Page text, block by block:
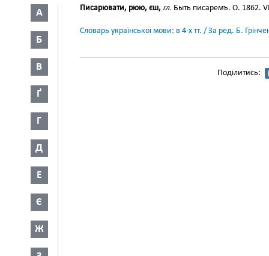
А
Б
В
Ґ
Г
Д
Е
Є
Ж
Писарювати, рюю, єш, гл. Быть писаремъ. О. 1862.
Словарь української мови: в 4-х тт. / За ред. Б.
Поділитись: